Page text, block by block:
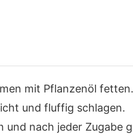
mit Pflanzenöl fetten.
und fluffig schlagen.
und nach jeder Zugabe